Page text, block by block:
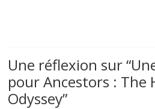
Une réflexion sur “
pour Ancestors : The
Odyssey”